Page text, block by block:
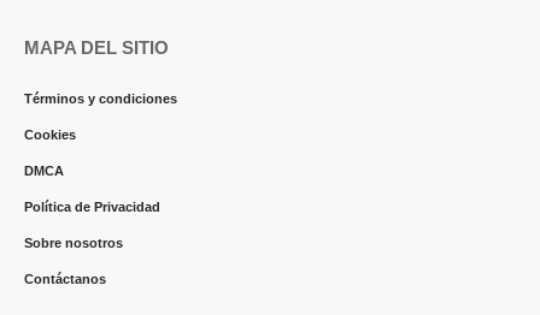
MAPA DEL SITIO
Términos y condiciones
Cookies
DMCA
Política de Privacidad
Sobre nosotros
Contáctanos